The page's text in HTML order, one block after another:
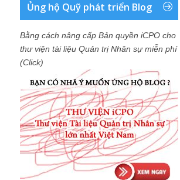
Ủng hộ Quỹ phát triển Blog
Bằng cách nâng cấp Bản quyền iCPO cho
thư viện tài liệu Quản trị Nhân sự miễn phí
(Click)